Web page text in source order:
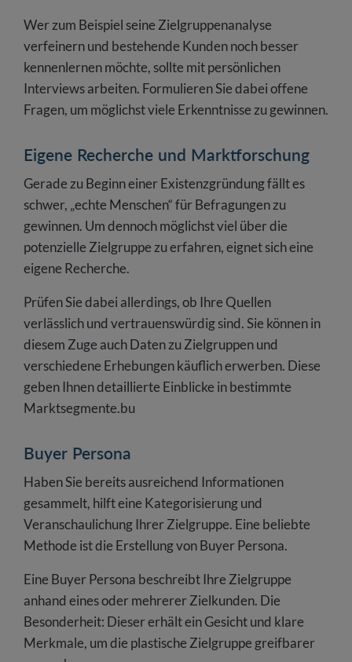
Wer zum Beispiel seine Zielgruppenanalyse
verfeinern und bestehende Kunden noch besser
kennenlernen möchte, sollte mit persönlichen
Interviews arbeiten. Formulieren Sie dabei offene
Fragen, um möglichst viele Erkenntnisse zu gewinnen.
Eigene Recherche und Marktforschung
Gerade zu Beginn einer Existenzgründung fällt es
schwer, „echte Menschen“ für Befragungen zu
gewinnen. Um dennoch möglichst viel über die
potenzielle Zielgruppe zu erfahren, eignet sich eine
eigene Recherche.
Prüfen Sie dabei allerdings, ob Ihre Quellen
verlässlich und vertrauenswürdig sind. Sie können in
diesem Zuge auch Daten zu Zielgruppen und
verschiedene Erhebungen käuflich erwerben. Diese
geben Ihnen detaillierte Einblicke in bestimmte
Marktsegmente.bu
Buyer Persona
Haben Sie bereits ausreichend Informationen
gesammelt, hilft eine Kategorisierung und
Veranschaulichung Ihrer Zielgruppe. Eine beliebte
Methode ist die Erstellung von Buyer Persona.
Eine Buyer Persona beschreibt Ihre Zielgruppe
anhand eines oder mehrerer Zielkunden. Die
Besonderheit: Dieser erhält ein Gesicht und klare
Merkmale, um die plastische Zielgruppe greifbarer